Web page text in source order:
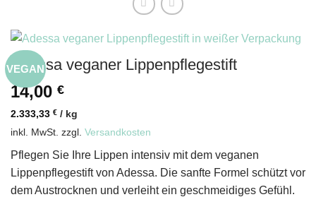
VEGAN
Adessa veganer Lippenpflegestift
14,00 €
2.333,33 € / kg
inkl. MwSt. zzgl. Versandkosten
Pflegen Sie Ihre Lippen intensiv mit dem veganen
Lippenpflegestift von Adessa. Die sanfte Formel schützt vor
dem Austrocknen und verleiht ein geschmeidiges Gefühl.